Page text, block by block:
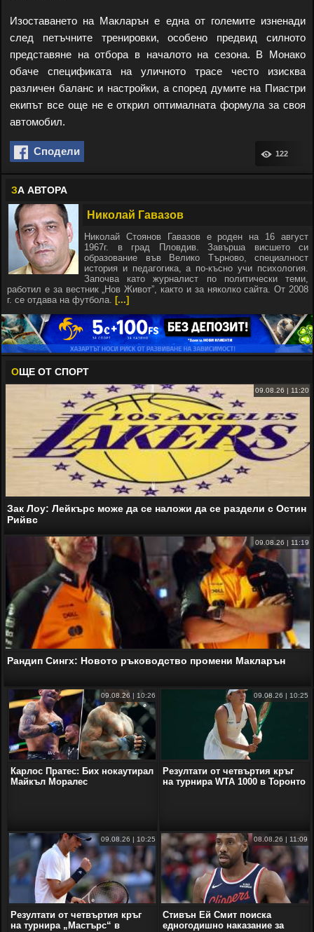
Изоставането на Макларън е една от големите изненади
след петъчните тренировки, особено предвид силното
представяне на отбора в началото на сезона. В Монако
обаче спецификата на уличното трасе често изисква
различен баланс и настройки, а според думите на Пиастри
екипът все още не е открил оптималната формула за своя
автомобил.
Сподели 122
ЗА АВТОРА
Николай Гавазов
Николай Стоянов Гавазов е роден на 16 август
1967г. в град Пловдив. Завърша висшето си
образование във Велико Търново, специалност
история и педагогика, а по-късно учи психология.
Започва като журналист по политически теми,
работил е за вестник „Нов Живот”, както и за няколко сайта. От 2008
г. се отдава на футбола. [...]
ОЩЕ ОТ СПОРТ
09.08.26 | 11:20
Зак Лоу: Лейкърс може да се наложи да се раздели с Остин
Рийвс
09.08.26 | 11:19
Рандип Сингх: Новото ръководство промени Макларън
09.08.26 | 10:26
Карлос Пратес: Бих нокаутирал
Майкъл Моралес
09.08.26 | 10:25
Резултати от четвъртия кръг
на турнира WTA 1000 в Торонто
09.08.26 | 10:25
Резултати от четвъртия кръг
на турнира „Мастърс“ в
08.08.26 | 11:09
Стивън Ей Смит поиска
едногодишно наказание за